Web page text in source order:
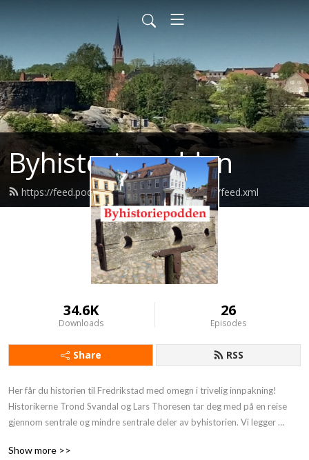
Byhistoriepodden
https://feed.podbean.com/byhistoriepodden/feed.xml
34.6K
Downloads
26
Episodes
Share RSS
Her får du historien til Fredrikstad med omegn i trivelig innpakning!
Historikerne Trond Svandal og Lars Thoresen tar deg med på en reise
gjennom sentrale og mindre sentrale deler av byhistorien. Vi legger
anledning til å utvide omegnsforståelsen noe.
Show more >>